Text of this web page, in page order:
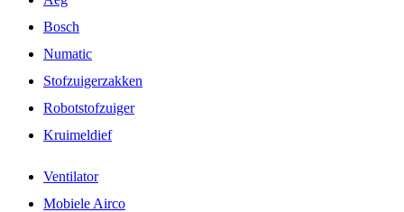
Bosch
Numatic
Stofzuigerzakken
Robotstofzuiger
Kruimeldief
Ventilator
Mobiele Airco